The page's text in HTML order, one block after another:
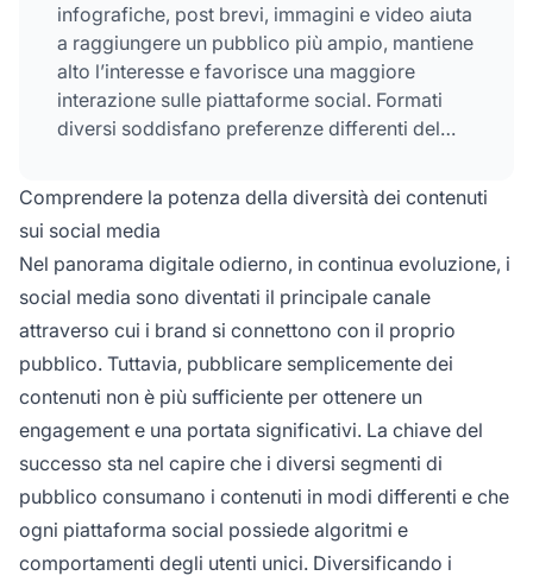
infografiche, post brevi, immagini e video aiuta
a raggiungere un pubblico più ampio, mantiene
alto l’interesse e favorisce una maggiore
interazione sulle piattaforme social. Formati
diversi soddisfano preferenze differenti del
Comprendere la potenza della diversità dei contenuti
sui social media
Nel panorama digitale odierno, in continua evoluzione, i
social media sono diventati il principale canale
attraverso cui i brand si connettono con il proprio
pubblico. Tuttavia, pubblicare semplicemente dei
contenuti non è più sufficiente per ottenere un
engagement e una portata significativi. La chiave del
successo sta nel capire che i diversi segmenti di
pubblico consumano i contenuti in modi differenti e che
ogni piattaforma social possiede algoritmi e
comportamenti degli utenti unici. Diversificando i